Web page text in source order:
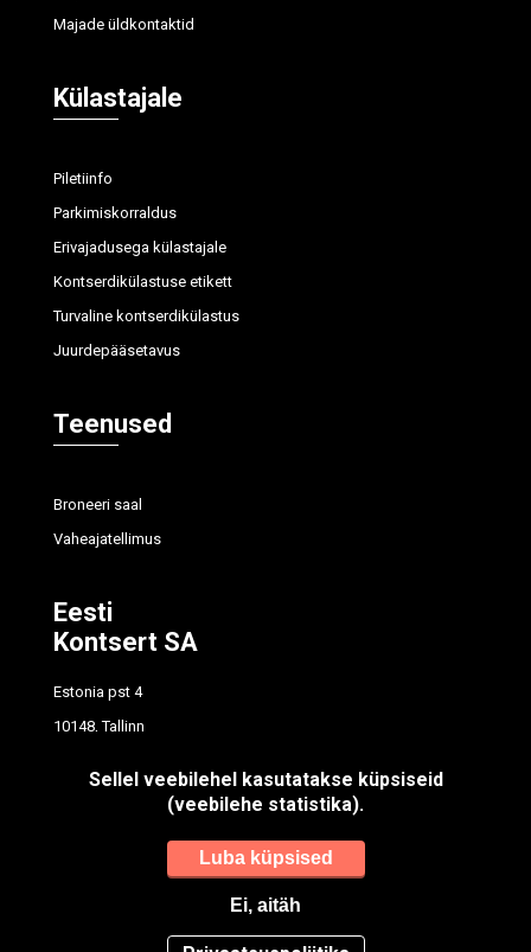
Majade üldkontaktid
Külastajale
Piletiinfo
Parkimiskorraldus
Erivajadusega külastajale
Kontserdikülastuse etikett
Turvaline kontserdikülastus
Juurdepääsetavus
Teenused
Broneeri saal
Vaheajatellimus
Eesti
Kontsert SA
Estonia pst 4
10148, Tallinn
Sellel veebilehel kasutatakse küpsiseid
(veebilehe statistika).
Luba küpsised
Ei, aitäh